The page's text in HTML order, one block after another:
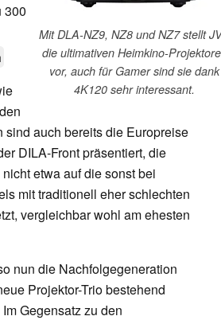
Mit DLA-NZ9, NZ8 und NZ7 stellt
die ultimativen Heimkino-
vor, auch für Gamer sind sie dank
4K120 sehr interessant.
300
auch bereits die Europreise
DILA-Front präsentiert, die
etwa auf die sonst bei
mit traditionell eher schlechten
vergleichbar wohl am ehesten
nun die Nachfolgegeneration
Projektor-Trio bestehend
Gegensatz zu den